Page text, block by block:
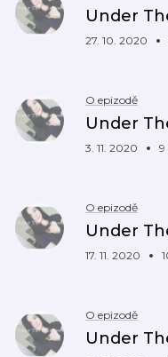
Under
27. 10. 2020
O epizodě
Under
3. 11. 2020 9
O epizodě
Under
17. 11. 2020
O epizodě
Under